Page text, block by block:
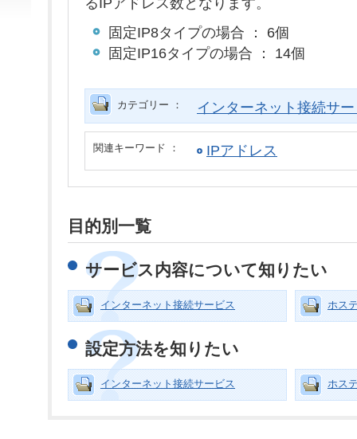
るIPアドレス数となります。
固定IP8タイプの場合 ： 6個
固定IP16タイプの場合 ： 14個
カテゴリー ： インターネット接続サ
関連キーワード ： IPアドレス
目的別一覧
サービス内容について知りたい
インターネット接続サービス ホス
設定方法を知りたい
インターネット接続サービス ホス